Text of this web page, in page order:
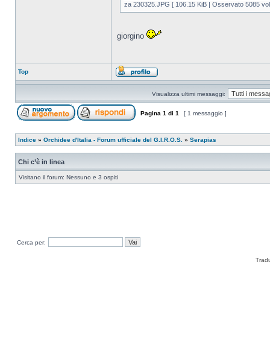
za 230325.JPG [ 106.15 KiB | Osservato 5085
giorgino
Top
Visualizza ultimi messaggi:
Pagina 1 di 1 [ 1 messaggio ]
Indice » Orchidee d'Italia - Forum ufficiale del G.I.R.O.S. » Serapias
Chi c’è in linea
Visitano il forum: Nessuno e 3 ospiti
Cerca per: